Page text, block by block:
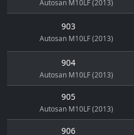
Autosan M10LF (2013)
903
Autosan M10LF (2013)
904
Autosan M10LF (2013)
905
Autosan M10LF (2013)
906